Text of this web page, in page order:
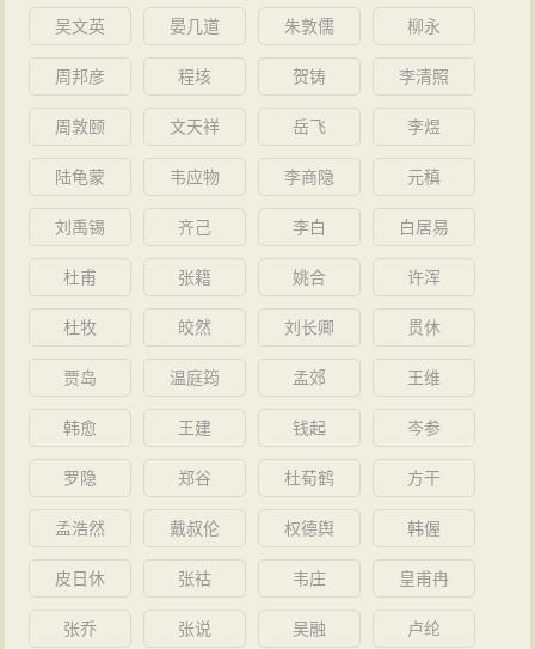
吴文英 晏几道 朱敦儒 柳永
周邦彦 程垓 贺铸 李清照
周敦颐 文天祥 岳飞 李煜
陆龟蒙 韦应物 李商隐 元稹
刘禹锡 齐己 李白 白居易
杜甫 张籍 姚合 许浑
杜牧 皎然 刘长卿 贯休
贾岛 温庭筠 孟郊 王维
韩愈 王建 钱起 岑参
罗隐 郑谷 杜荀鹤 方干
孟浩然 戴叔伦 权德舆 韩偓
皮日休 张祜 韦庄 皇甫冉
张乔 张说 吴融 卢纶